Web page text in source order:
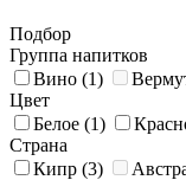
Подбор
Группа напитков
Вино (1)
Цвет
Белое (1)
Страна
Кипр (3)